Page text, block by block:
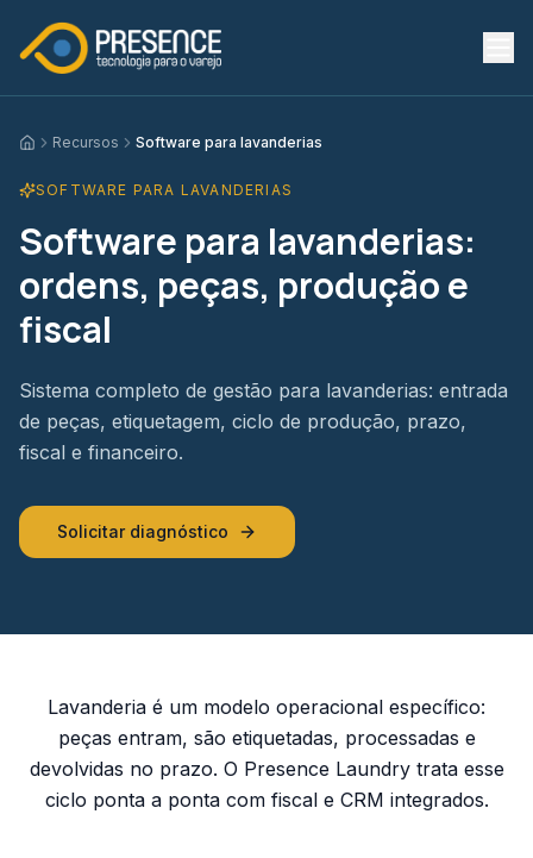
InícioRecursos Software para lavanderias
SOFTWARE PARA LAVANDERIAS
Software para lavanderias:
ordens, peças, produção e
fiscal
Sistema completo de gestão para lavanderias: entrada
de peças, etiquetagem, ciclo de produção, prazo,
fiscal e financeiro.
Solicitar diagnóstico
Lavanderia é um modelo operacional específico:
peças entram, são etiquetadas, processadas e
devolvidas no prazo. O Presence Laundry trata esse
ciclo ponta a ponta com fiscal e CRM integrados.